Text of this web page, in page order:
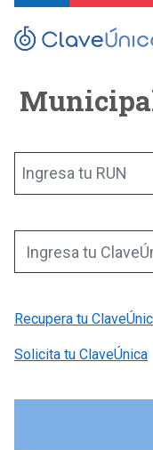
Ingresa tu RUN
Ingresa tu
Recupera tu
Solicita tu ClaveÚnica